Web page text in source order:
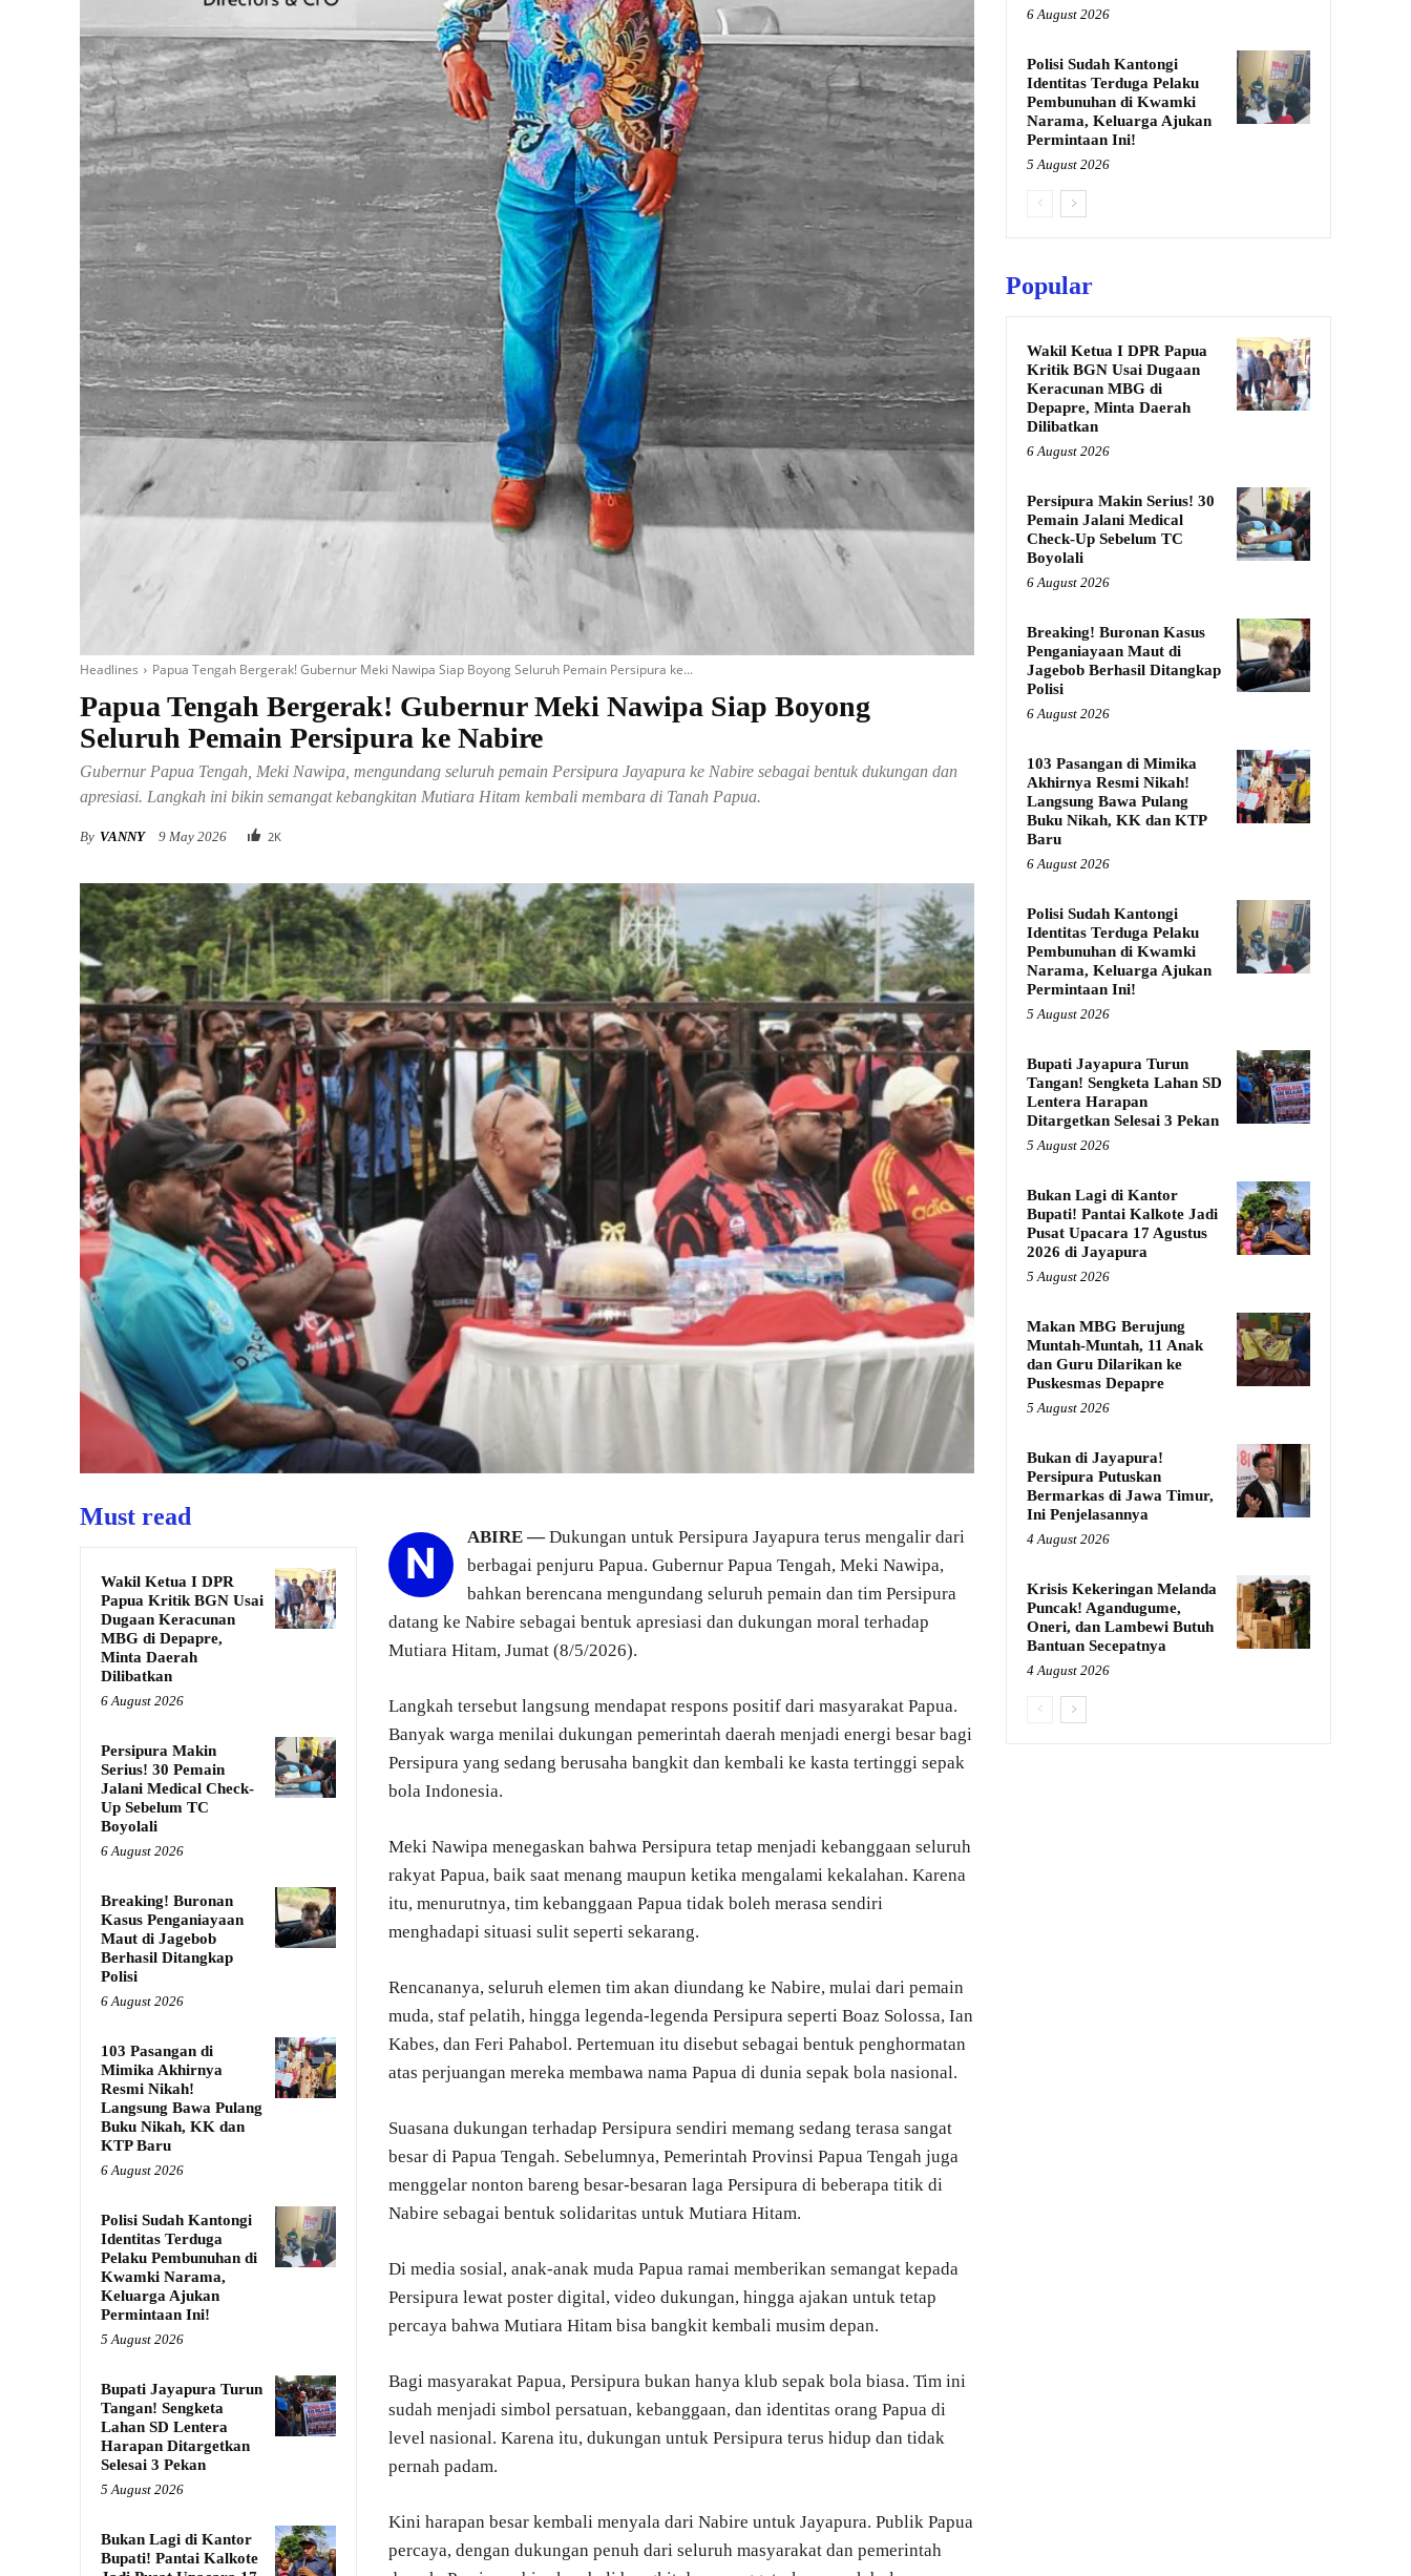
Headlines Papua Tengah Bergerak! Gubernur Meki Nawipa Siap Boyong Seluruh Pemain Persipura ke...
Papua Tengah Bergerak! Gubernur Meki Nawipa Siap Boyong
Seluruh Pemain Persipura ke Nabire
Gubernur Papua Tengah, Meki Nawipa, mengundang seluruh pemain Persipura Jayapura ke Nabire sebagai bentuk dukungan dan
apresiasi. Langkah ini bikin semangat kebangkitan Mutiara Hitam kembali membara di Tanah Papua.
By VANNY 9 May 2026 2K
Must read
Wakil Ketua I DPR
Papua Kritik BGN Usai
Dugaan Keracunan
MBG di Depapre,
Minta Daerah
Dilibatkan
6 August 2026
Persipura Makin
Serius! 30 Pemain
Jalani Medical Check-
Up Sebelum TC
Boyolali
6 August 2026
Breaking! Buronan
Kasus Penganiayaan
Maut di Jagebob
Berhasil Ditangkap
Polisi
6 August 2026
103 Pasangan di
Mimika Akhirnya
Resmi Nikah!
Langsung Bawa Pulang
Buku Nikah, KK dan
KTP Baru
6 August 2026
Polisi Sudah Kantongi
Identitas Terduga
Pelaku Pembunuhan di
Kwamki Narama,
Keluarga Ajukan
Permintaan Ini!
5 August 2026
Bupati Jayapura Turun
Tangan! Sengketa
Lahan SD Lentera
Harapan Ditargetkan
Selesai 3 Pekan
5 August 2026
Bukan Lagi di Kantor
Bupati! Pantai Kalkote
N
ABIRE —Dukungan untuk Persipura Jayapura terus mengalir dari
berbagai penjuru Papua. Gubernur Papua Tengah, Meki Nawipa,
bahkan berencana mengundang seluruh pemain dan tim Persipura
datang ke Nabire sebagai bentuk apresiasi dan dukungan moral terhadap
Mutiara Hitam, Jumat (8/5/2026).
Langkah tersebut langsung mendapat respons positif dari masyarakat Papua.
Banyak warga menilai dukungan pemerintah daerah menjadi energi besar bagi
Persipura yang sedang berusaha bangkit dan kembali ke kasta tertinggi sepak
bola Indonesia.
Meki Nawipa menegaskan bahwa Persipura tetap menjadi kebanggaan seluruh
rakyat Papua, baik saat menang maupun ketika mengalami kekalahan. Karena
itu, menurutnya, tim kebanggaan Papua tidak boleh merasa sendiri
menghadapi situasi sulit seperti sekarang.
Rencananya, seluruh elemen tim akan diundang ke Nabire, mulai dari pemain
muda, staf pelatih, hingga legenda-legenda Persipura seperti Boaz Solossa, Ian
Kabes, dan Feri Pahabol. Pertemuan itu disebut sebagai bentuk penghormatan
atas perjuangan mereka membawa nama Papua di dunia sepak bola nasional.
Suasana dukungan terhadap Persipura sendiri memang sedang terasa sangat
besar di Papua Tengah. Sebelumnya, Pemerintah Provinsi Papua Tengah juga
menggelar nonton bareng besar-besaran laga Persipura di beberapa titik di
Nabire sebagai bentuk solidaritas untuk Mutiara Hitam.
Di media sosial, anak-anak muda Papua ramai memberikan semangat kepada
Persipura lewat poster digital, video dukungan, hingga ajakan untuk tetap
percaya bahwa Mutiara Hitam bisa bangkit kembali musim depan.
Bagi masyarakat Papua, Persipura bukan hanya klub sepak bola biasa. Tim ini
sudah menjadi simbol persatuan, kebanggaan, dan identitas orang Papua di
level nasional. Karena itu, dukungan untuk Persipura terus hidup dan tidak
pernah padam.
Kini harapan besar kembali menyala dari Nabire untuk Jayapura. Publik Papua
percaya, dengan dukungan penuh dari seluruh masyarakat dan pemerintah
6 August 2026
Polisi Sudah Kantongi
Identitas Terduga Pelaku
Pembunuhan di Kwamki
Narama, Keluarga Ajukan
Permintaan Ini!
5 August 2026
Popular
Wakil Ketua I DPR Papua
Kritik BGN Usai Dugaan
Keracunan MBG di
Depapre, Minta Daerah
Dilibatkan
6 August 2026
Persipura Makin Serius! 30
Pemain Jalani Medical
Check-Up Sebelum TC
Boyolali
6 August 2026
Breaking! Buronan Kasus
Penganiayaan Maut di
Jagebob Berhasil Ditangkap
Polisi
6 August 2026
103 Pasangan di Mimika
Akhirnya Resmi Nikah!
Langsung Bawa Pulang
Buku Nikah, KK dan KTP
Baru
6 August 2026
Polisi Sudah Kantongi
Identitas Terduga Pelaku
Pembunuhan di Kwamki
Narama, Keluarga Ajukan
Permintaan Ini!
5 August 2026
Bupati Jayapura Turun
Tangan! Sengketa Lahan SD
Lentera Harapan
Ditargetkan Selesai 3 Pekan
5 August 2026
Bukan Lagi di Kantor
Bupati! Pantai Kalkote Jadi
Pusat Upacara 17 Agustus
2026 di Jayapura
5 August 2026
Makan MBG Berujung
Muntah-Muntah, 11 Anak
dan Guru Dilarikan ke
Puskesmas Depapre
5 August 2026
Bukan di Jayapura!
Persipura Putuskan
Bermarkas di Jawa Timur,
Ini Penjelasannya
4 August 2026
Krisis Kekeringan Melanda
Puncak! Agandugume,
Oneri, dan Lambewi Butuh
Bantuan Secepatnya
4 August 2026